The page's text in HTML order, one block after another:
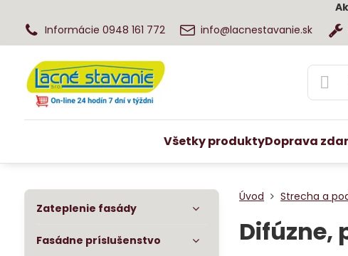
Informácie 0948 161 772
info@lacnestavanie.sk
Všetky produktyDoprava
Úvod Strecha a
Difúzne,
Zateplenie fasády
Fasádne príslušenstvo